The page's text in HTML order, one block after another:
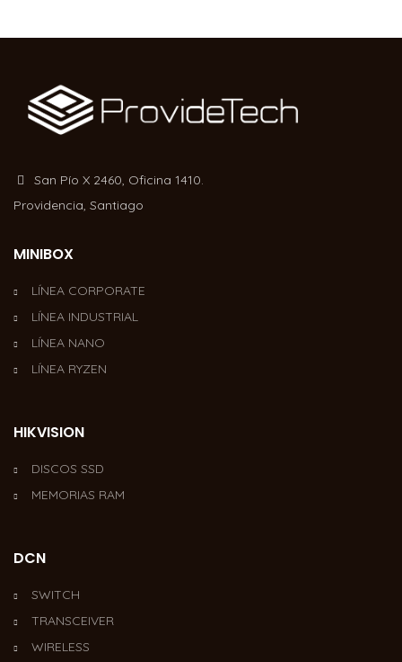
San Pío X 2460, Oficina 1410.
Providencia, Santiago
MINIBOX
LÍNEA CORPORATE
LÍNEA INDUSTRIAL
LÍNEA NANO
LÍNEA RYZEN
HIKVISION
DISCOS SSD
MEMORIAS RAM
DCN
SWITCH
TRANSCEIVER
WIRELESS